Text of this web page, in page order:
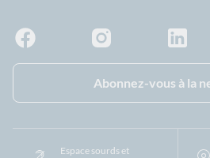
Abonnez-vous à la
Espace sourds et